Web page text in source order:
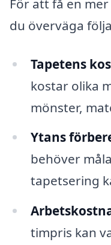
För att få en
du överväga
Tapetens
kostar olika
mönster,
Ytans
behöver
tapetsering
timpris kan